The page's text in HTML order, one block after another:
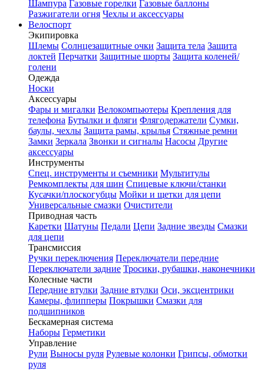
Шампура Газовые горелки Газовые баллоны
Разжигатели огня Чехлы и аксессуары
Велоспорт
Экипировка
Шлемы Солнцезащитные очки Защита тела Защита
локтей Перчатки Защитные шорты Защита коленей/
голени
Одежда
Носки
Аксессуары
Фары и мигалки Велокомпьютеры Крепления для
телефона Бутылки и фляги Флягодержатели Сумки,
баулы, чехлы Защита рамы, крылья Стяжные ремни
Замки Зеркала Звонки и сигналы Насосы Другие
аксессуары
Инструменты
Спец. инструменты и съемники Мультитулы
Ремкомплекты для шин Спицевые ключи/станки
Кусачки/плоскогубцы Мойки и щетки для цепи
Универсальные смазки Очистители
Приводная часть
Каретки Шатуны Педали Цепи Задние звезды Смазки
для цепи
Трансмиссия
Ручки переключения Переключатели передние
Переключатели задние Тросики, рубашки, наконечники
Колесные части
Передние втулки Задние втулки Оси, эксцентрики
Камеры, флипперы Покрышки Смазки для
подшипников
Бескамерная система
Наборы Герметики
Управление
Рули Выносы руля Рулевые колонки Грипсы, обмотки
руля